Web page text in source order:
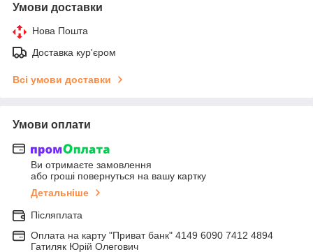
Умови доставки
Нова Пошта
Доставка кур'єром
Всі умови доставки
Умови оплати
Ви отримаєте замовлення
або гроші повернуться на вашу картку
Детальніше
Післяплата
Оплата на карту "Приват банк" 4149 6090 7412 4894
Гатиляк Юрій Олегович